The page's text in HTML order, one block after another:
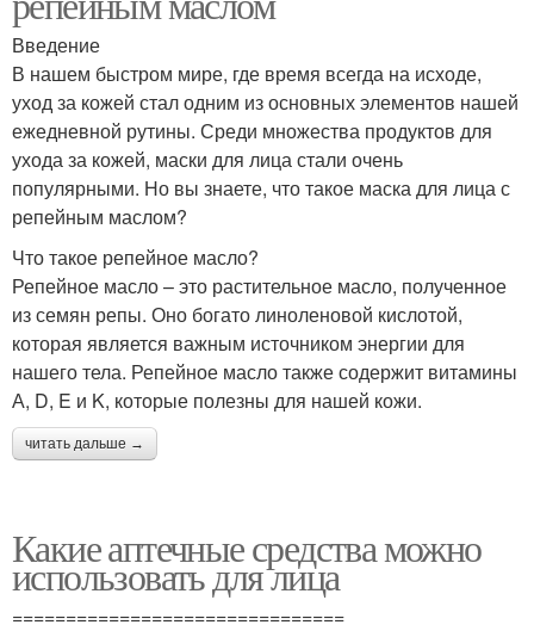
Введение
В нашем быстром мире, где время всегда на исходе,
уход за кожей стал одним из основных элементов нашей
ежедневной рутины. Среди множества продуктов для
ухода за кожей, маски для лица стали очень
популярными. Но вы знаете, что такое маска для лица с
репейным маслом?
Что такое репейное масло?
Репейное масло – это растительное масло, полученное
из семян репы. Оно богато линоленовой кислотой,
которая является важным источником энергии для
нашего тела. Репейное масло также содержит витамины
А, D, E и K, которые полезны для нашей кожи.
читать дальше →
Какие аптечные средства можно
использовать для лица
===============================